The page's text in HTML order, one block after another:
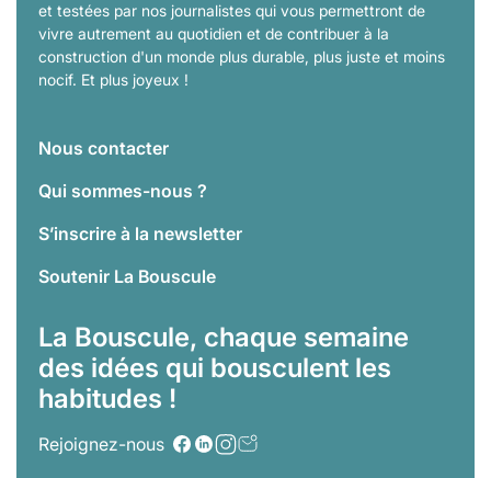
et testées par nos journalistes qui vous permettront de
vivre autrement au quotidien et de contribuer à la
construction d'un monde plus durable, plus juste et moins
nocif. Et plus joyeux !
Nous contacter
Qui sommes-nous ?
S’inscrire à la newsletter
Soutenir La Bouscule
La Bouscule, chaque semaine
des idées qui bousculent les
habitudes !
Rejoignez-nous